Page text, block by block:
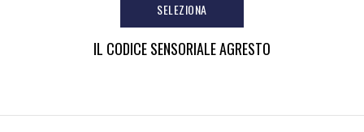
SELEZIONA
IL CODICE SENSORIALE AGRESTO